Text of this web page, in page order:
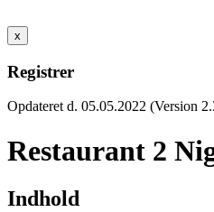
x
Registrer
Opdateret d. 05.05.2022 (Version
Restaurant 2
Indhold